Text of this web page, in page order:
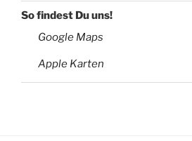
So findest Du uns!
Google Maps
Apple Karten